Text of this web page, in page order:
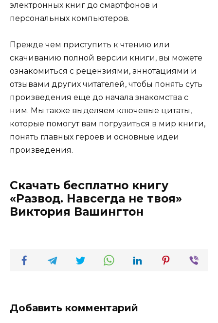
электронных книг до смартфонов и
персональных компьютеров.
Прежде чем приступить к чтению или
скачиванию полной версии книги, вы можете
ознакомиться с рецензиями, аннотациями и
отзывами других читателей, чтобы понять суть
произведения еще до начала знакомства с
ним. Мы также выделяем ключевые цитаты,
которые помогут вам погрузиться в мир книги,
понять главных героев и основные идеи
произведения.
Скачать бесплатно книгу
«Развод. Навсегда не твоя»
Виктория Вашингтон
Добавить комментарий